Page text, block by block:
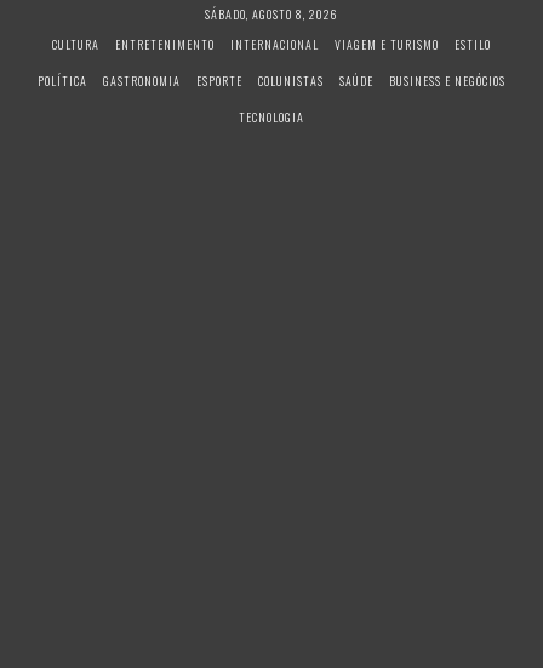
SÁBADO, AGOSTO 8, 2026
CULTURA
ENTRETENIMENTO INTERNACIONAL VIAGEM E TURISMO
ESTILO
POLÍTICA
GASTRONOMIA ESPORTE COLUNISTAS SAÚDE
BUSINESS E NEGÓCIOS
TECNOLOGIA